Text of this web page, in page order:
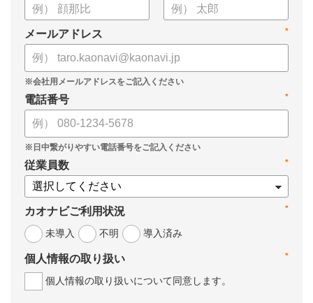
・生成AI利用における注意点やルール
・今日から使えるプロンプト集（人事評価、エンゲージメント業
務）
*
メールアドレス
*
電話番号
*
従業員数
*
カオナビご利用状況
未導入
不明 導入済み
*
個人情報の取り扱い
個人情報の取り扱いについて同意します。